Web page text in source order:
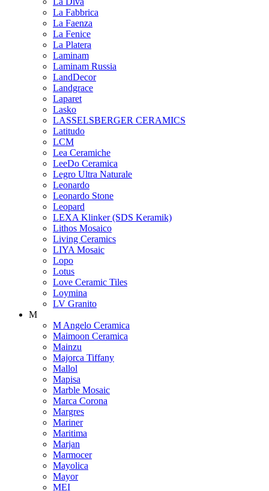
La Fabbrica
La Faenza
La Fenice
La Platera
Laminam
Laminam Russia
LandDecor
Landgrace
Laparet
Lasko
LASSELSBERGER CERAMICS
Latitudo
LCM
Lea Ceramiche
LeeDo Ceramica
Legro Ultra Naturale
Leonardo
Leonardo Stone
Leopard
LEXA Klinker (SDS Keramik)
Lithos Mosaico
Living Ceramics
LIYA Mosaic
Lopo
Lotus
Love Ceramic Tiles
Loymina
LV Granito
M
M Angelo Ceramica
Maimoon Ceramica
Mainzu
Majorca Tiffany
Mallol
Mapisa
Marble Mosaic
Marca Corona
Margres
Mariner
Maritima
Marjan
Marmocer
Mayolica
Mayor
MEI